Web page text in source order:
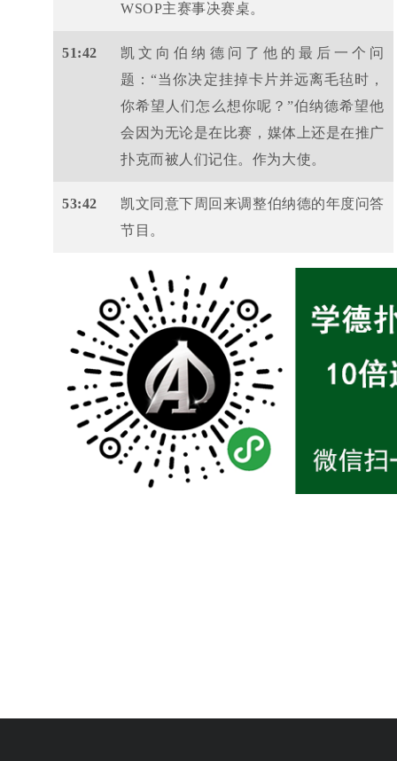
WSOP主赛事决赛桌。
51:42
凯文向伯纳德问了他的最后一个问
题：“当你决定挂掉卡片并远离毛毡时，
你希望人们怎么想你呢？”伯纳德希望他
会因为无论是在比赛，媒体上还是在推广
扑克而被人们记住。作为大使。
53:42
凯文同意下周回来调整伯纳德的年度问答
节目。